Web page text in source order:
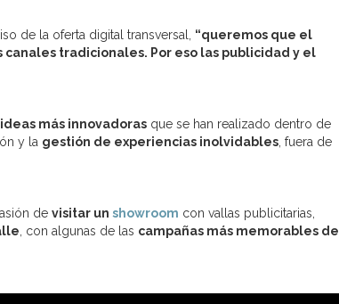
de la oferta digital transversal, “queremos que el
tradicionales. Por eso las publicidad y el
más innovadoras que se han realizado dentro de
y la gestión de experiencias inolvidables , fuera de
de visitar un showroom con vallas publicitarias,
, con algunas de las campañas más memorables de